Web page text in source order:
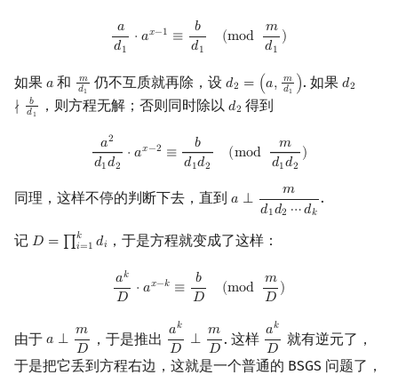
𝑎
𝑑1
⋅ 𝑎𝑥−1 ≡ 𝑏
𝑑1
(mod 𝑚
𝑑1
)
a ⋅ax− d mod m 1)
如果 𝑎
a 和 𝑚
𝑑1
md1
仍不互质就再除，设𝑑2 = (𝑎, 𝑚
𝑑1 )
d2 =(a,m d1) . 如果𝑑2
∤ 𝑏
𝑑1
d2
，则方程无解；否则同时除以 𝑑2
d2 得到
𝑎2
𝑑1𝑑2
⋅ 𝑎𝑥−2 ≡
𝑏
𝑑1𝑑2
(mod
𝑚
𝑑1𝑑2
)
a2d ⋅a x− d1 mod m 1d2
同理，这样不停的判断下去，直到 𝑎 ⟂
𝑚
𝑑1𝑑2 ⋯𝑑𝑘
a ⟂md1d2⋯dk .
记 𝐷 = ∏𝑘
𝑖=1 𝑑𝑖
D= ∏i =1kdi ，于是方程就变成了这样：
𝑎𝑘
𝐷 ⋅ 𝑎𝑥−𝑘 ≡ 𝑏
𝐷
(mod 𝑚
𝐷 )
a D⋅a x bD mod m D)
由于 𝑎 ⟂ 𝑚
𝐷
a ⟂mD ，于是推出 𝑎𝑘
𝐷 ⟂ 𝑚
𝐷
akD ⟂mD . 这样 𝑎𝑘
𝐷
akD 就有逆元了，
于是把它丢到方程右边，这就是一个普通的 BSGS 问题了，